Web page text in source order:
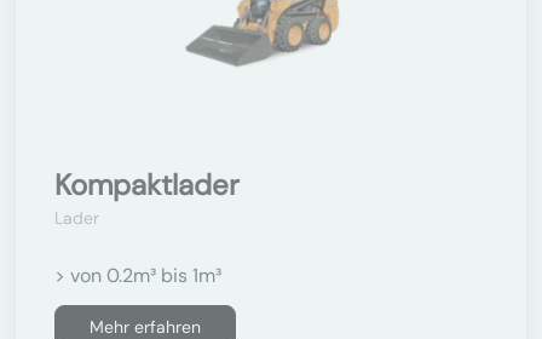
Kompaktlader
Lader
> von 0.2m³ bis 1m³
Mehr erfahren